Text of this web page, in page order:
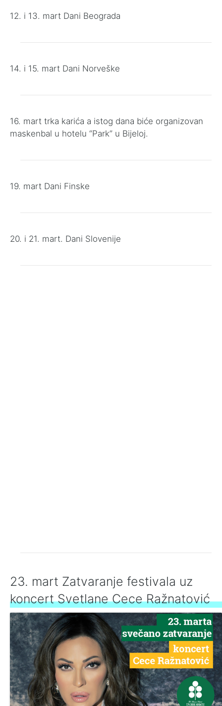
12. i 13. mart Dani Beograda
14. i 15. mart Dani Norveške
16. mart trka karića a istog dana biće organizovan
maskenbal u hotelu “Park” u Bijeloj.
19. mart Dani Finske
20. i 21. mart. Dani Slovenije
23. mart Zatvaranje festivala uz
koncert Svetlane Cece Ražnatović